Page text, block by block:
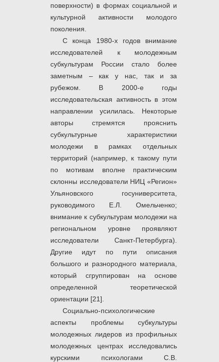
поверхности) в формах социальной и
культурной активности молодого
поколения.
С конца 1980-х годов внимание
исследователей к молодежным
субкультурам России стало более
заметным – как у нас, так и за
рубежом. В 2000-е годы
исследовательская активность в этом
направлении усилилась. Некоторые
авторы стремятся прояснить
субкультурные характеристики
молодежи в рамках отдельных
территорий (например, к такому пути
по мотивам вполне практическим
склонны исследователи НИЦ «Регион»
Ульяновского госуниверситета,
руководимого Е.Л. Омельченко;
внимание к субкультурам молодежи на
региональном уровне проявляют
исследователи Санкт-Петербурга).
Другие идут по пути описания
большого и разнородного материала,
который сгруппирован на основе
определенной теоретической
ориентации [21].
Социально-психологические
аспекты проблемы субкультуры
молодежных лидеров из профильных
молодежных центрах исследовались
курскими психологами С.В.